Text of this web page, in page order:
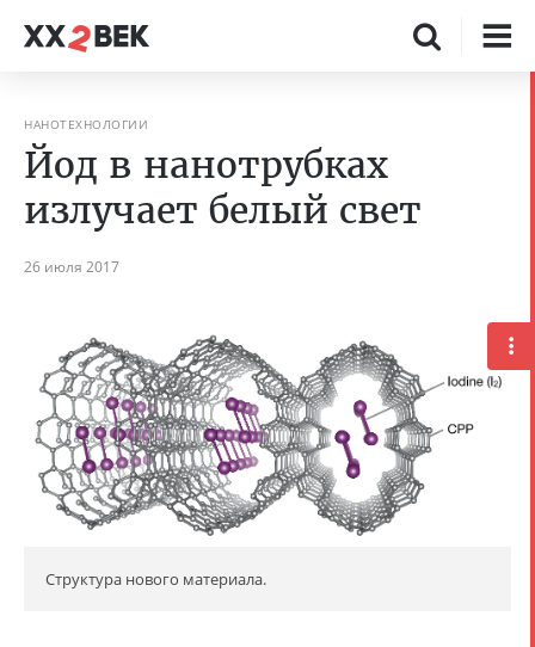
НАНОТЕХНОЛОГИИ
Йод в нанотрубках
излучает белый свет
26 июля 2017
Структура нового материала.